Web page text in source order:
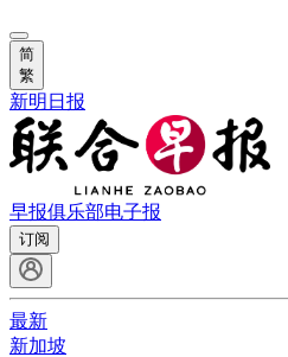
简
繁
新明日报
早报俱乐部电子报
订阅
最新
新加坡